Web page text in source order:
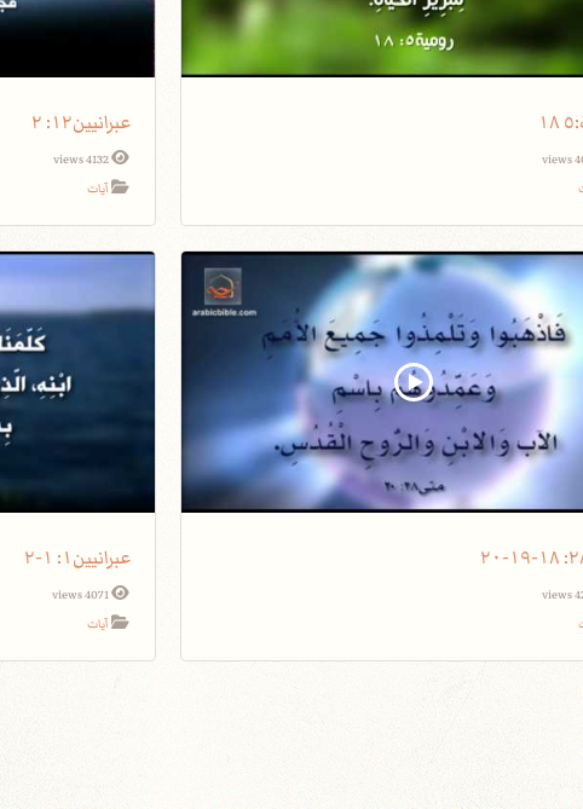
عبرانيين١٢: ٢
4132 views
آيات
عبرانيين١: ١-٢
4071 views
آيات